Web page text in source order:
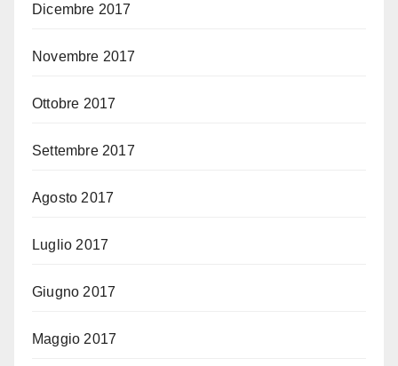
Dicembre 2017
Novembre 2017
Ottobre 2017
Settembre 2017
Agosto 2017
Luglio 2017
Giugno 2017
Maggio 2017